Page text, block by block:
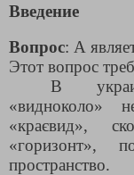
Введение
Вопрос: А
Этот вопрос
В
«видноколо»
«краєвид»,
«горизонт»,
пространство.